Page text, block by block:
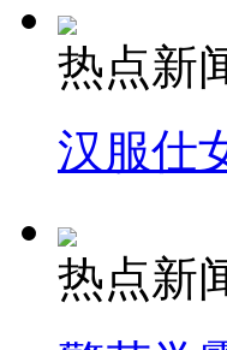
热点新
汉服仕
热点新